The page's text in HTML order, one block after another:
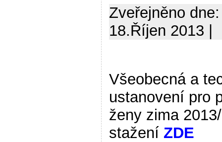
Zveřejněno dne:
18.Říjen 2013 |
Všeobecná a
ustanovení pro
ženy zima
stažení ZDE